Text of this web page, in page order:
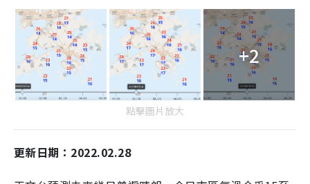
+2
點擊圖片放大
更新日期：2022.02.28